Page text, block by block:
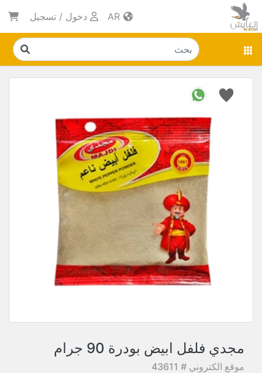
دخول / تسجيل
مجدي فلفل ابيض بودرة 90 جرام
موقع الكتروني # 43611